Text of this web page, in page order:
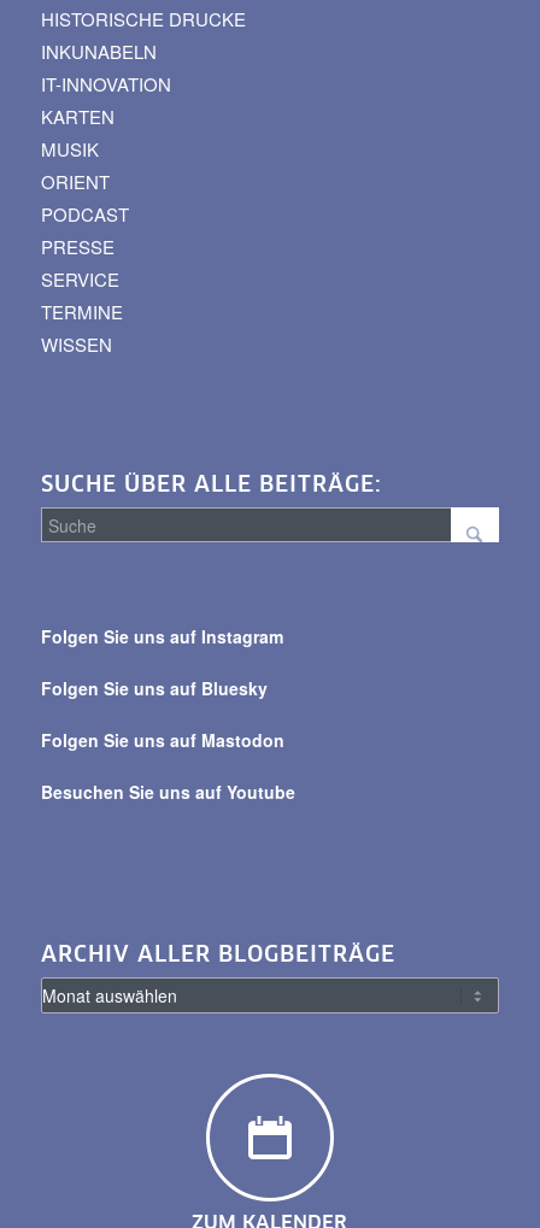
HISTORISCHE DRUCKE
INKUNABELN
IT-INNOVATION
KARTEN
MUSIK
ORIENT
PODCAST
PRESSE
SERVICE
TERMINE
WISSEN
SUCHE ÜBER ALLE BEITRÄGE:
alle
Folgen Sie uns auf Instagram
Folgen Sie uns auf Bluesky
Folgen Sie uns auf Mastodon
Besuchen Sie uns auf Youtube
ARCHIV ALLER BLOGBEITRÄGE
ZUM KALENDER